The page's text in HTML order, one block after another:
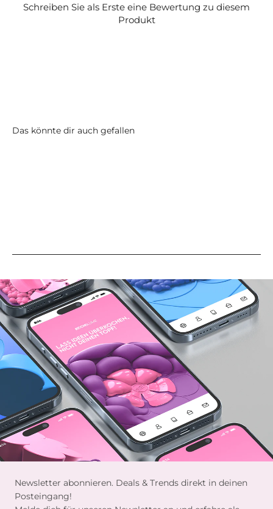
Schreiben Sie als Erste eine Bewertung zu diesem
Produkt
Newsletter abonnieren. Deals & Trends direkt in deinen
Posteingang!